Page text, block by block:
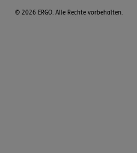
© 2026 ERGO. Alle Rechte vorbehalten.